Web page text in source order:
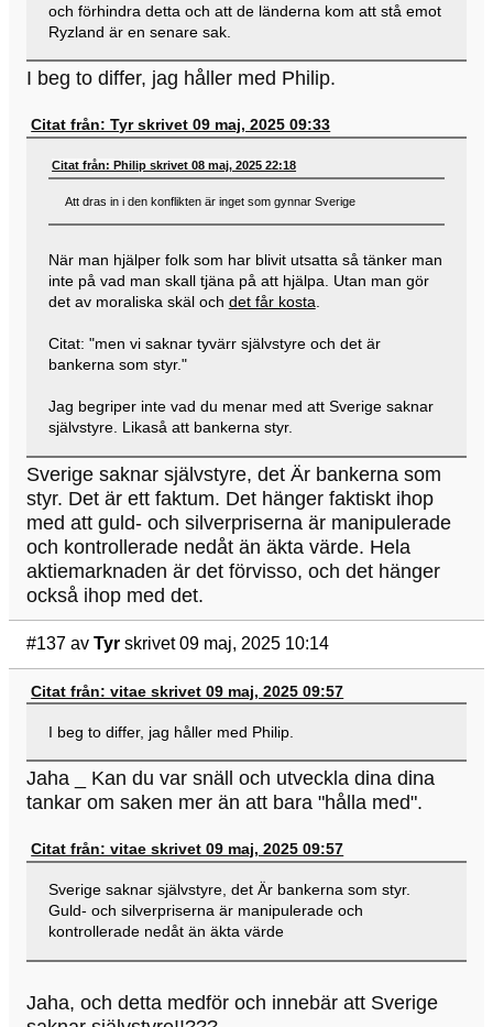
och förhindra detta och att de länderna kom att stå emot
Ryzland är en senare sak.
I beg to differ, jag håller med Philip.
Citat från: Tyr skrivet 09 maj, 2025 09:33
Citat från: Philip skrivet 08 maj, 2025 22:18
Att dras in i den konflikten är inget som gynnar Sverige
När man hjälper folk som har blivit utsatta så tänker man
inte på vad man skall tjäna på att hjälpa. Utan man gör
det av moraliska skäl och det får kosta.
Citat: "men vi saknar tyvärr självstyre och det är
bankerna som styr."
Jag begriper inte vad du menar med att Sverige saknar
självstyre. Likaså att bankerna styr.
Sverige saknar självstyre, det Är bankerna som
styr. Det är ett faktum. Det hänger faktiskt ihop
med att guld- och silverpriserna är manipulerade
och kontrollerade nedåt än äkta värde. Hela
aktiemarknaden är det förvisso, och det hänger
också ihop med det.
#137 av Tyr skrivet 09 maj, 2025 10:14
Citat från: vitae skrivet 09 maj, 2025 09:57
I beg to differ, jag håller med Philip.
Jaha _ Kan du var snäll och utveckla dina dina
tankar om saken mer än att bara "hålla med".
Citat från: vitae skrivet 09 maj, 2025 09:57
Sverige saknar självstyre, det Är bankerna som styr.
Guld- och silverpriserna är manipulerade och
kontrollerade nedåt än äkta värde
Jaha, och detta medför och innebär att Sverige